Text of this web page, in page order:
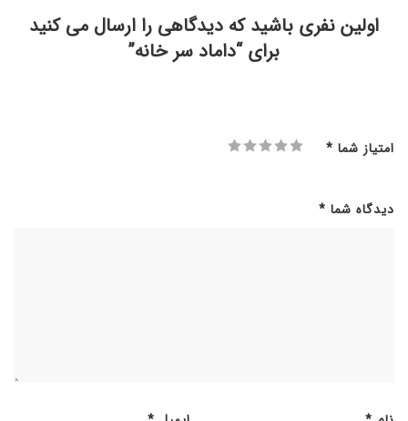
اولین نفری باشید که دیدگاهی را ارسال می کنید
برای “داماد سر خانه”
امتیاز شما *
دیدگاه شما *